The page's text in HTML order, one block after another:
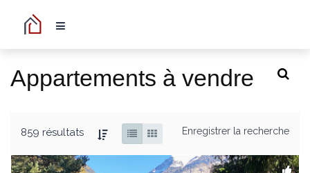
Appartements à vendre
859 résultats Enregistrer la recherche